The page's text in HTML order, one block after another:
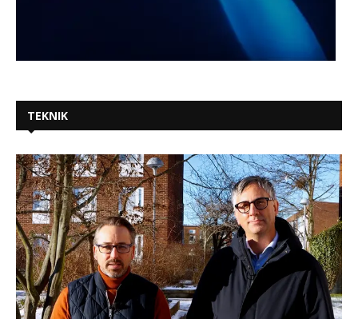
TEKNIK